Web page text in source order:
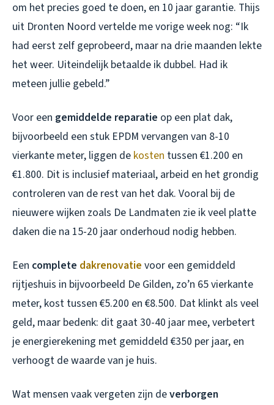
om het precies goed te doen, en 10 jaar garantie. Thijs
uit Dronten Noord vertelde me vorige week nog: “Ik
had eerst zelf geprobeerd, maar na drie maanden lekte
het weer. Uiteindelijk betaalde ik dubbel. Had ik
meteen jullie gebeld.”
Voor een gemiddelde reparatie op een plat dak,
bijvoorbeeld een stuk EPDM vervangen van 8-10
vierkante meter, liggen de kosten tussen €1.200 en
€1.800. Dit is inclusief materiaal, arbeid en het grondig
controleren van de rest van het dak. Vooral bij de
nieuwere wijken zoals De Landmaten zie ik veel platte
daken die na 15-20 jaar onderhoud nodig hebben.
Een complete dakrenovatie voor een gemiddeld
rijtjeshuis in bijvoorbeeld De Gilden, zo’n 65 vierkante
meter, kost tussen €5.200 en €8.500. Dat klinkt als veel
geld, maar bedenk: dit gaat 30-40 jaar mee, verbetert
je energierekening met gemiddeld €350 per jaar, en
verhoogt de waarde van je huis.
Wat mensen vaak vergeten zijn deverborgen